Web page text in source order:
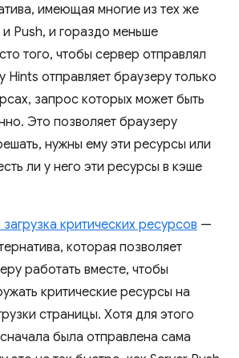
имеющая многие из тех же
Push, и гораздо меньше
того, чтобы сервер отправлял
Hints отправляет браузеру только
запрос которых может быть
Это позволяет браузеру
нужны ему эти ресурсы или
ли у него эти ресурсы в кэше
критических ресурсов —
которая позволяет
работать вместе, чтобы
критические ресурсы на
страницы. Хотя для этого
была отправлена ​​сама